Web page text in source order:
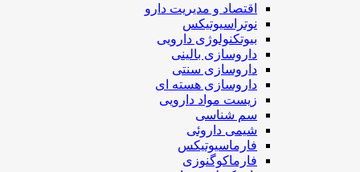
اقتصاد و مديريت دارو
نوتراسیوتیکس
بيوتكنولوژی دارویی
داروسازی بالينی
داروسازی سنتی
داروسازی هسته ای
زیست مواد دارویی
سم شناسی
شيمی داروئی
فارماسيوتيكس
فارماكوگنوزی